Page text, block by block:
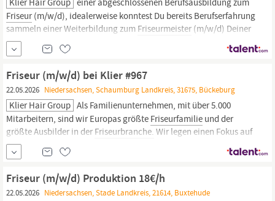
Friseur(m/w/d), idealerweise konntest Du bereits Berufserfahrung
sammeln einer Weiterbildung zum Friseurmeister (m/w/d) Deiner
Leidenschaft für das
Handeln, einer positiven Ausstrahlung und einer offenen
Kommunikationsweise gegenüber...
Friseur (m/w/d) bei Klier #967
22.05.2026 Niedersachsen, Schaumburg Landkreis, 31675, Bückeburg
Klier Hair Group Als Familienunternehmen, mit über 5.000
Mitarbeitern, sind wir Europas größte Friseurfamilie und der
größte Ausbilder in der Friseurbranche. Wir legen einen Fokus auf
unsere Mitarbeiter, ein Team, welches wir ständig erweitern und
das stetig wächst. Durch Schulungen und
Weiterbildungsmöglichkeiten schaffen wir
Friseur (m/w/d) Produktion 18€/h
22.05.2026 Niedersachsen, Stade Landkreis, 21614, Buxtehude